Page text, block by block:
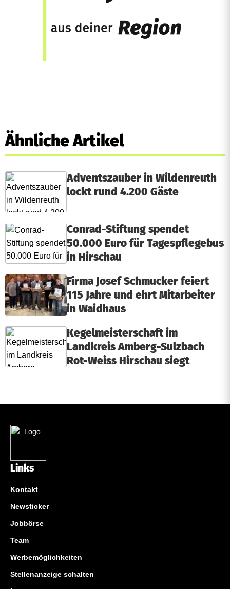
Ähnliche Artikel
Adventszauber in Wildenreuth
lockt rund 4.200 Gäste
Conrad-Stiftung spendet
50.000 Euro für Tagespflegebus
in Hirschau
Firma Josef Schmucker feiert
115 Jahre und ehrt Mitarbeiter
in Waidhaus
Kegelmeisterschaft im
Landkreis Amberg-Sulzbach
Rot-Weiss Hirschau siegt
Links
Kontakt
Newsticker
Jobbörse
Team
Werbemöglichkeiten
Stellenanzeige schalten